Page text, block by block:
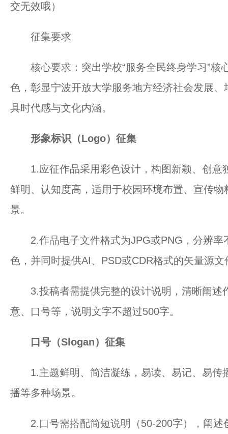
交无效哦）
征集要求
核心要求：突出学校“服务全民终身学习”核
色，彰显宁波开放大学服务地方经济社会发展
具时代感与文化内涵。
形象标识（Logo）征集
1.应征作品采用彩色设计，构图新颖、创意
鲜明、认知度高，适用于校园环境布置、宣传
景。
2.作品电子文件格式为JPG或PNG，分辨率
色，并同时提供AI、PSD或CDR格式的矢量源文
3.投稿者需提供完整的设计说明，清晰阐述
意、口号等，说明文字不超过500字。
口号（Slogan）征集
1.主题鲜明、简洁凝练，易读、易记、易传
播等多种场景。
2.口号需搭配简短说明（50-200字），阐述